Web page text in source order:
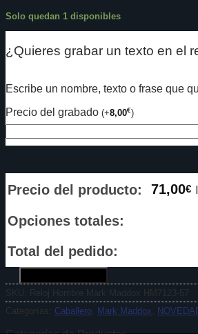
Solo quedan 1 disponibles
¿Quieres grabar un texto en el
Escribe un nombre, texto o frase que
Precio del grabado (+8,00€)
Precio del producto: 71,00€
Opciones totales:
Total del pedido:
SKU:
Reloj Hombre Mark Maddox HM7123-57
Categorías: Caballero Mark Maddox